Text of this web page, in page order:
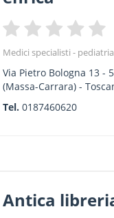
Medici specialisti - pediatria
Via Pietro Bologna 13 -
(Massa-Carrara) -
Tel.0187460620
Antica